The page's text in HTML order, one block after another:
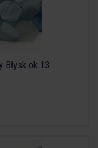
Błysk ok 13...